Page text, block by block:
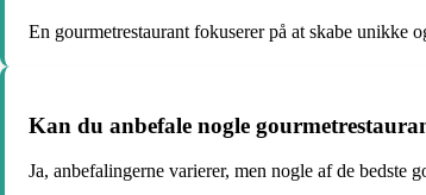
En gourmetrestaurant fokuserer på at skabe unikke
Kan du anbefale nogle
Ja, anbefalingerne varierer, men nogle af de bedste